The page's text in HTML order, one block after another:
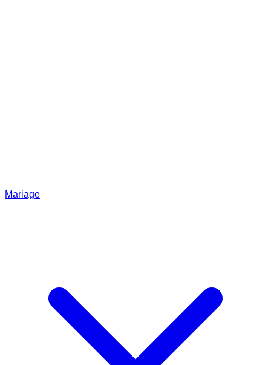
Mariage